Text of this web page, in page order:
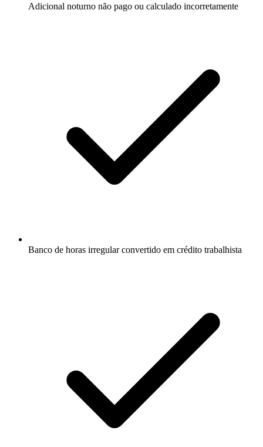
Adicional noturno não pago ou calculado incorretamente
Banco de horas irregular convertido em crédito trabalhista